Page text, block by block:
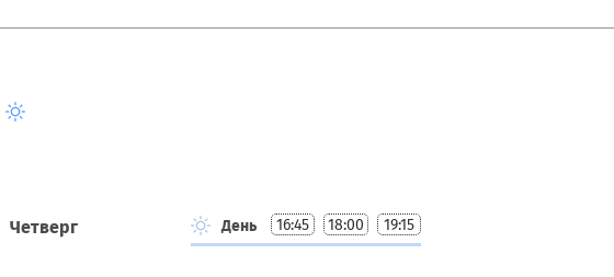
Четверг День 16:45 18:00 19:15